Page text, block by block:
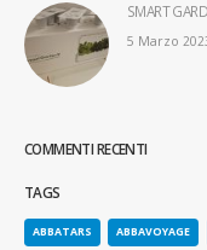
SMART
5 Marzo
COMMENTI RECENTI
TAGS
ABBATARS ABBAVOYAGE